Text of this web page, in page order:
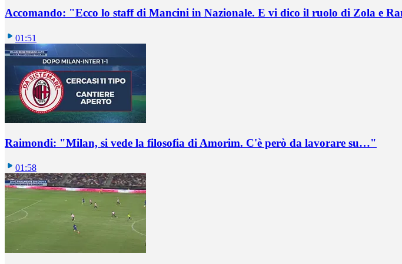
Accomando: "Ecco lo staff di Mancini in Nazionale. E vi dico il ruolo di Zola e
01:51
Raimondi: "Milan, si vede la filosofia di Amorim. C'è però da lavorare su…"
01:58